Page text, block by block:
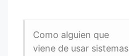
Como alguien que
viene de usar sistemas